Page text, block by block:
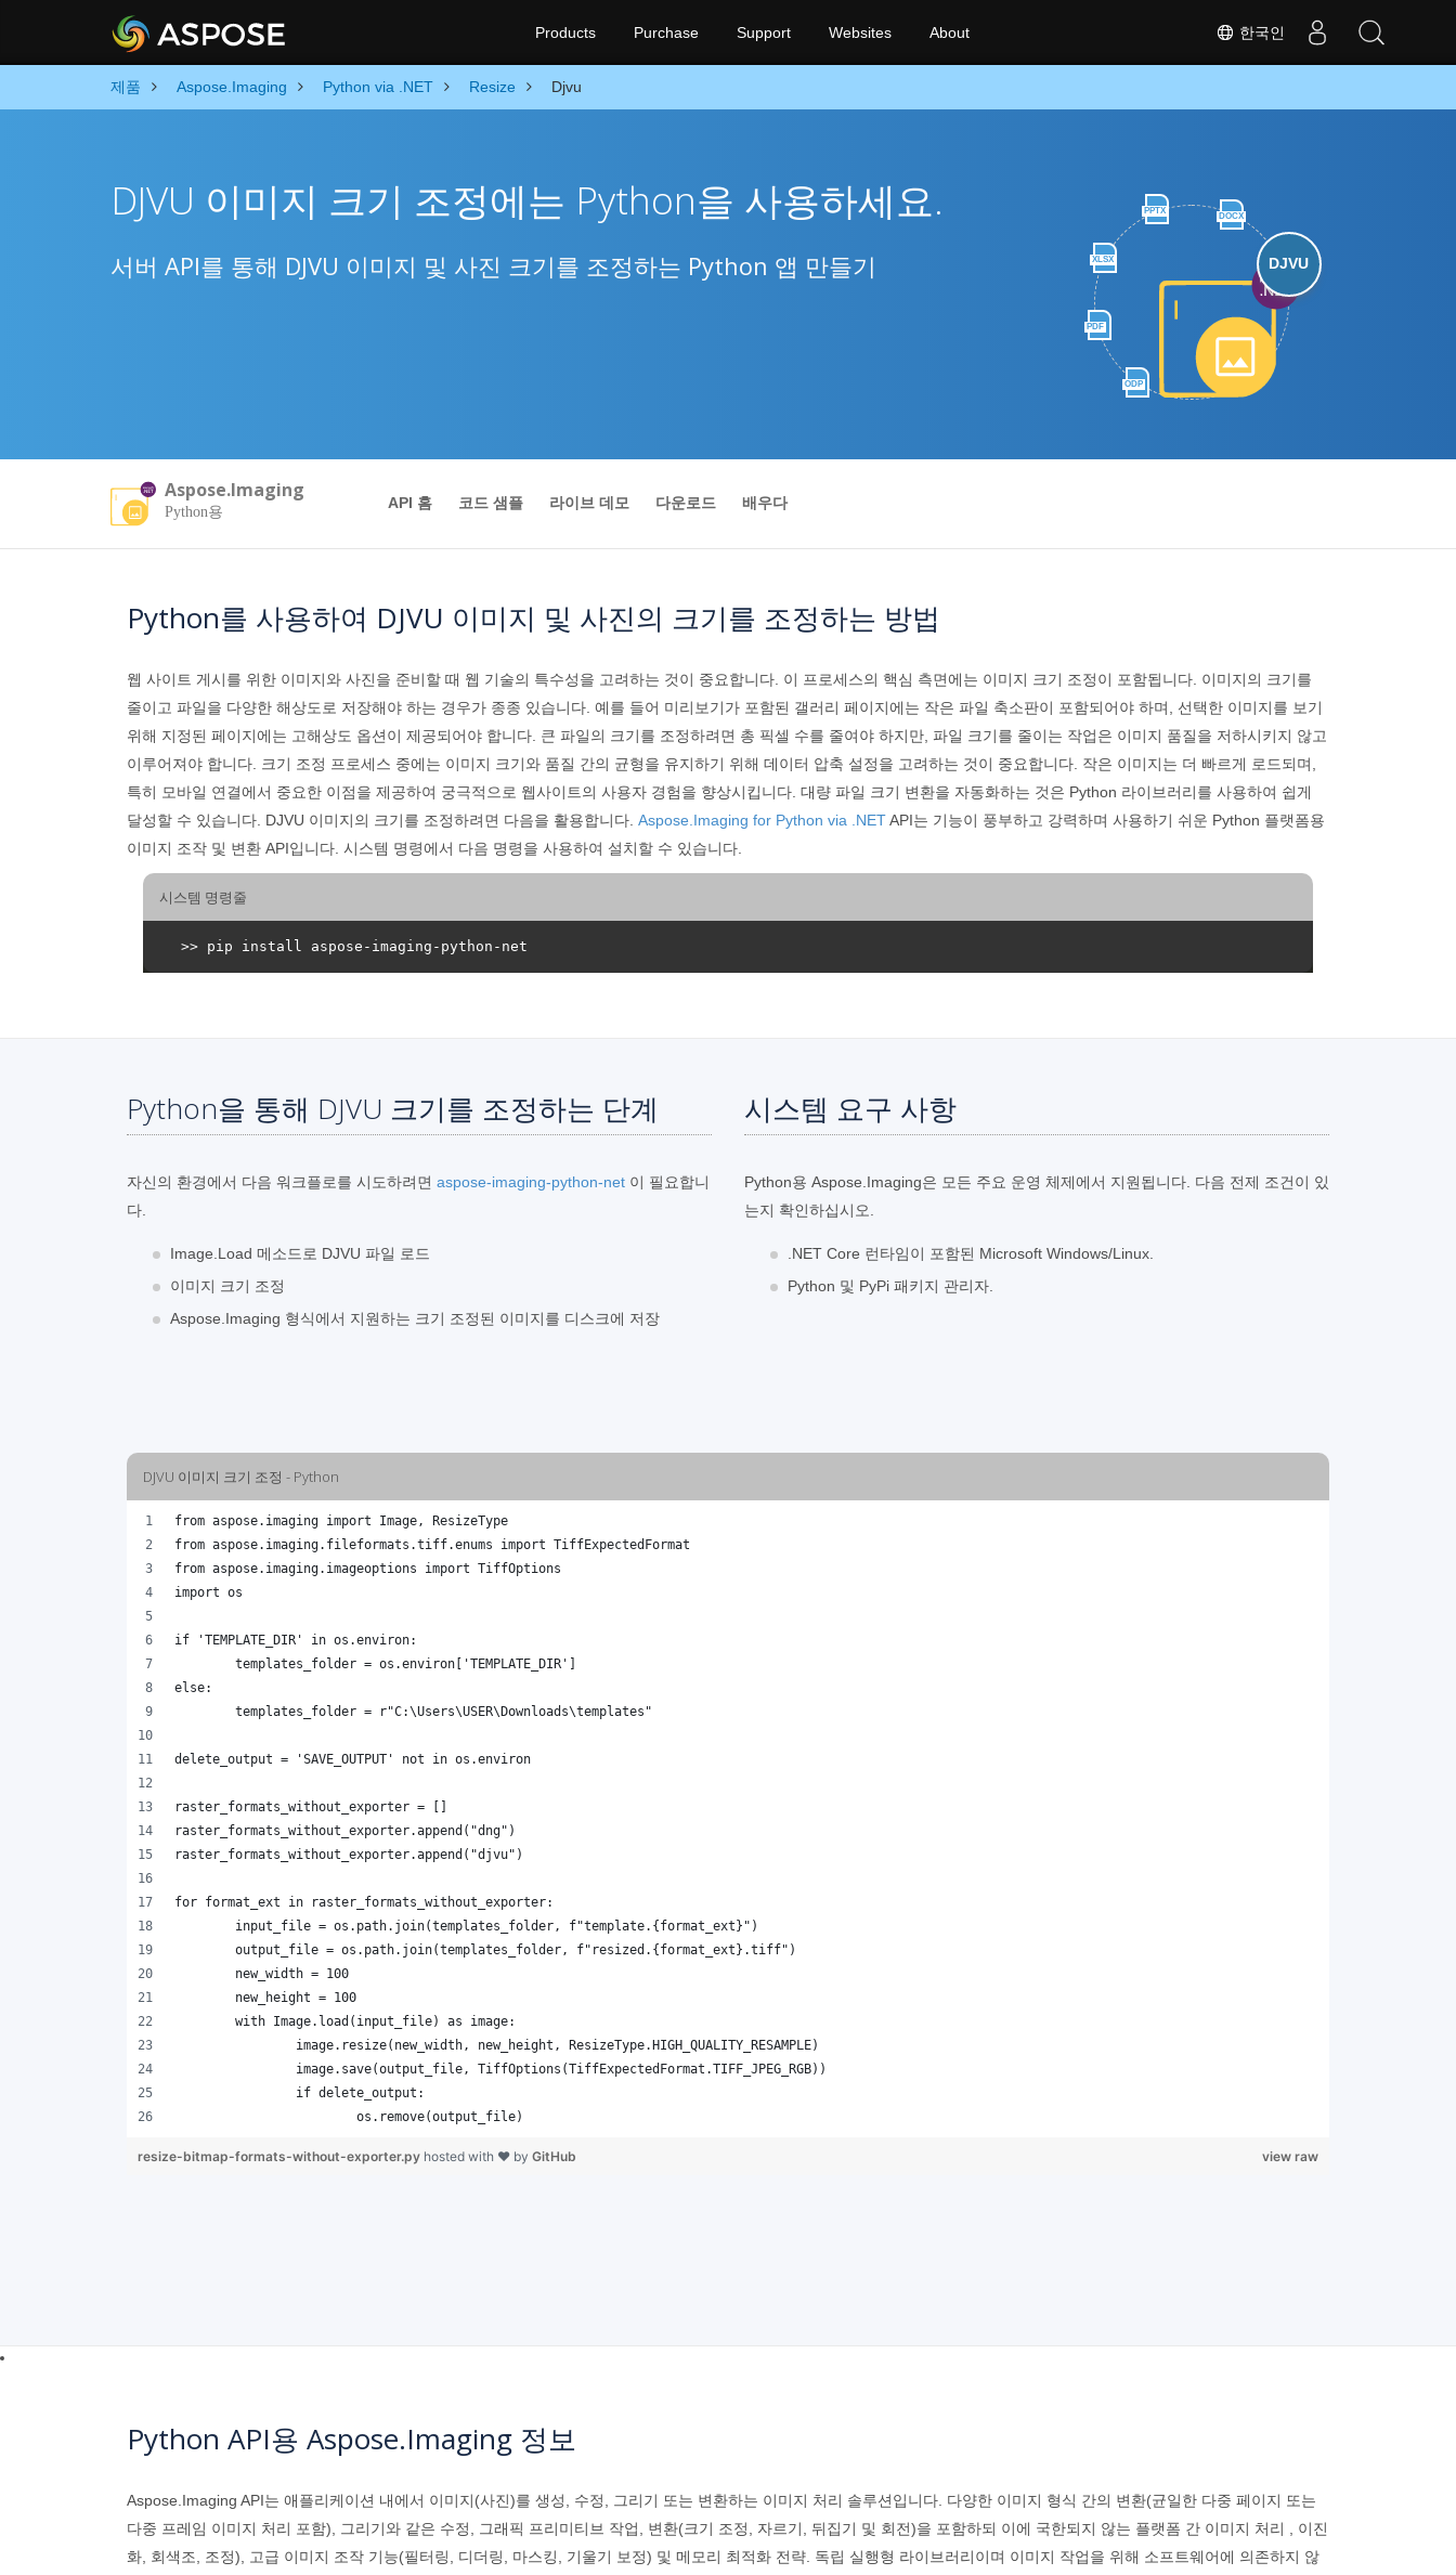
한국인
Products Purchase Support Websites About
제품 Aspose.Imaging Python via .NET Resize Djvu
PPTX
DOCX
XLSX
PDF
ODP
DJVU
DJVU 이미지 크기 조정에는 Python을 사용하세요.
서버 API를 통해 DJVU 이미지 및 사진 크기를 조정하는 Python 앱 만들기
Aspose.Imaging
Python용
API 홈 코드 샘플 라이브 데모 다운로드 배우다
Python를 사용하여 DJVU 이미지 및 사진의 크기를 조정하는 방법
웹 사이트 게시를 위한 이미지와 사진을 준비할 때 웹 기술의 특수성을 고려하는 것이 중요합니다. 이 프로세스의 핵심 측면에는 이미지 크기 조정이 포함됩니다. 이미지의 크기를
줄이고 파일을 다양한 해상도로 저장해야 하는 경우가 종종 있습니다. 예를 들어 미리보기가 포함된 갤러리 페이지에는 작은 파일 축소판이 포함되어야 하며, 선택한 이미지를 보기
위해 지정된 페이지에는 고해상도 옵션이 제공되어야 합니다. 큰 파일의 크기를 조정하려면 총 픽셀 수를 줄여야 하지만, 파일 크기를 줄이는 작업은 이미지 품질을 저하시키지 않고
이루어져야 합니다. 크기 조정 프로세스 중에는 이미지 크기와 품질 간의 균형을 유지하기 위해 데이터 압축 설정을 고려하는 것이 중요합니다. 작은 이미지는 더 빠르게 로드되며,
특히 모바일 연결에서 중요한 이점을 제공하여 궁극적으로 웹사이트의 사용자 경험을 향상시킵니다. 대량 파일 크기 변환을 자동화하는 것은 Python 라이브러리를 사용하여 쉽게
달성할 수 있습니다. DJVU 이미지의 크기를 조정하려면 다음을 활용합니다. Aspose.Imaging for Python via .NETAPI는 기능이 풍부하고 강력하며 사용하기 쉬운 Python 플랫폼용
이미지 조작 및 변환 API입니다. 시스템 명령에서 다음 명령을 사용하여 설치할 수 있습니다.
시스템 명령줄
Python을 통해 DJVU 크기를 조정하는 단계
자신의 환경에서 다음 워크플로를 시도하려면 aspose-imaging-python-net 이 필요합니
다.
Image.Load 메소드로 DJVU 파일 로드
이미지 크기 조정
Aspose.Imaging 형식에서 지원하는 크기 조정된 이미지를 디스크에 저장
시스템 요구 사항
Python용 Aspose.Imaging은 모든 주요 운영 체제에서 지원됩니다. 다음 전제 조건이 있
는지 확인하십시오.
.NET Core 런타임이 포함된 Microsoft Windows/Linux.
Python 및 PyPi 패키지 관리자.
DJVU 이미지 크기 조정 - Python
view raw
resize-bitmap-formats-without-exporter.py hosted with ❤ by GitHub
Python API용 Aspose.Imaging 정보
Aspose.Imaging API는 애플리케이션 내에서 이미지(사진)를 생성, 수정, 그리기 또는 변환하는 이미지 처리 솔루션입니다. 다양한 이미지 형식 간의 변환(균일한 다중 페이지 또는
다중 프레임 이미지 처리 포함), 그리기와 같은 수정, 그래픽 프리미티브 작업, 변환(크기 조정, 자르기, 뒤집기 및 회전)을 포함하되 이에 국한되지 않는 플랫폼 간 이미지 처리 , 이진
화, 회색조, 조정), 고급 이미지 조작 기능(필터링, 디더링, 마스킹, 기울기 보정) 및 메모리 최적화 전략. 독립 실행형 라이브러리이며 이미지 작업을 위해 소프트웨어에 의존하지 않